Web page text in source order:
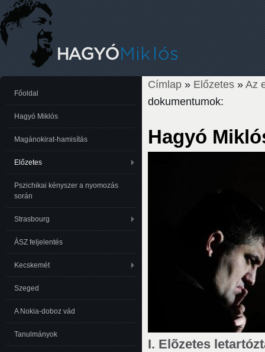
Címlap » Előzetes » Az
dokumentumok:
Hagyó
I. Elõzetes
Főoldal
Hagyó Miklós
Magánokirat-hamisítás
Előzetes
Pszichikai kényszer a nyomozás
során
Strasbourg
ÁSZ feljelentés
Kecskemét
Szeged
A Nokia-doboz vád
Tanulmányok